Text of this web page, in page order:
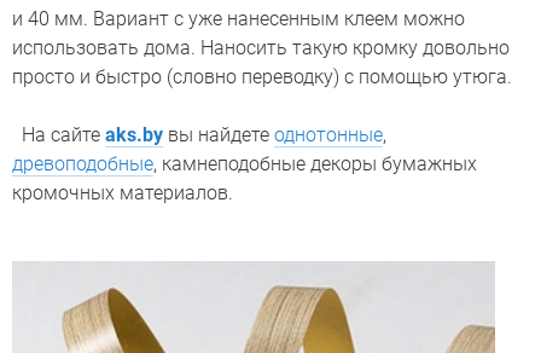
и 40 мм. Вариант с уже нанесенным клеем можно
использовать дома. Наносить такую кромку довольно
просто и быстро (словно переводку) с помощью утюга.
На сайте aks.by вы найдете однотонные,
древоподобные, камнеподобные декоры бумажных
кромочных материалов.